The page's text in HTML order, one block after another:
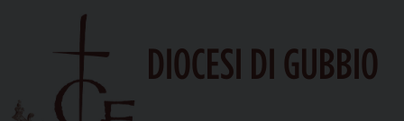
DIOCESI DI GUBBIO